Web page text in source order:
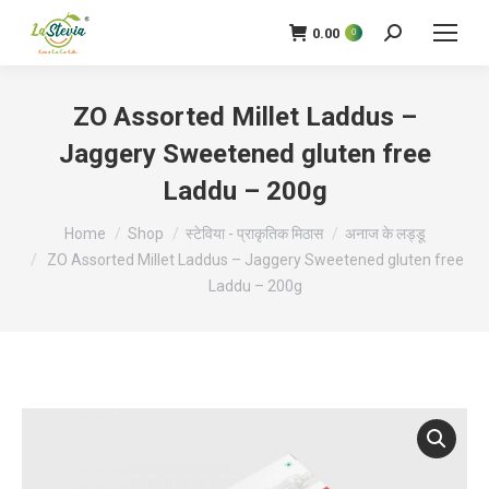
0.00 0 खोज
ZO Assorted Millet Laddus –
Jaggery Sweetened gluten free
Laddu – 200g
आप यहाँ हैं:Home Shop स्टेविया - प्राकृतिक मिठास
अनाज के लड्डू
ZO Assorted Millet Laddus – Jaggery Sweetened gluten free
Laddu – 200g